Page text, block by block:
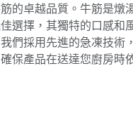
的卓越品質。牛筋是燉
選擇，其獨特的口感和
們採用先進的急凍技術
保產品在送達您廚房時